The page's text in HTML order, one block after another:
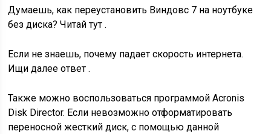
Думаешь, как переустановить Виндовс 7 на ноутбуке
без диска? Читай тут .
Если не знаешь, почему падает скорость интернета.
Ищи далее ответ .
Также можно воспользоваться программой Acronis
Disk Director. Если невозможно отформатировать
переносной жесткий диск, с помощью данной